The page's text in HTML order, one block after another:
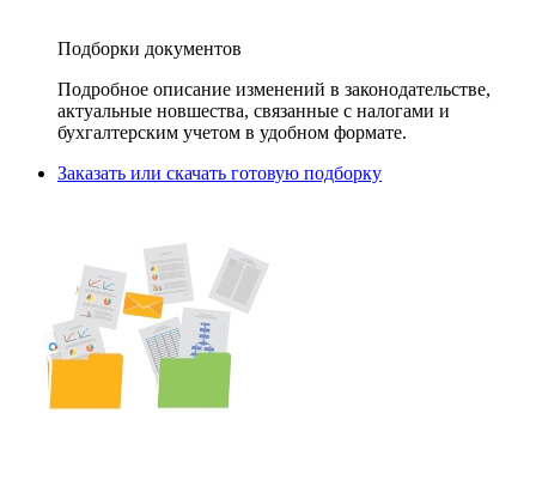
Подборки документов
Подробное описание изменений в законодательстве,
актуальные новшества, связанные с налогами и
бухгалтерским учетом в удобном формате.
Заказать или скачать готовую подборку